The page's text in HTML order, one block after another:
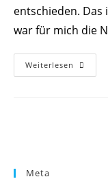
entschieden.
war für mich die
Weiterlesen CRT
SS
Meta